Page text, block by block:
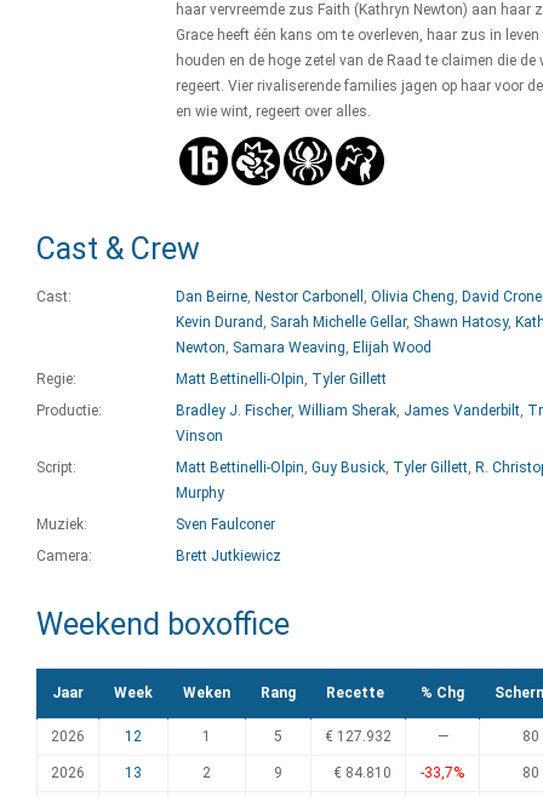
haar vervreemde zus Faith (Kathryn Newton) aan haar
Grace heeft één kans om te overleven, haar zus in leven
houden en de hoge zetel van de Raad te claimen die de
regeert. Vier rivaliserende families jagen op haar voor
en wie wint, regeert over alles.
Cast & Crew
Cast: Dan Beirne, Nestor Carbonell , Olivia Cheng, David
Kevin Durand , Sarah Michelle Gellar, Shawn Hatosy,
Newton, Samara Weaving, Elijah Wood
Regie:
Matt Bettinelli-Olpin, Tyler Gillett
Productie:
Bradley J. Fischer, William Sherak, James Vanderbilt,
Vinson
Script:
Matt Bettinelli-Olpin, Guy Busick, Tyler Gillett, R.
Murphy
Muziek:
Sven Faulconer
Camera:
Brett Jutkiewicz
Weekend boxoffice
Jaar Week Weken Rang Recette % Chg
2026 12 1 5 € 127.932 — 80
2026 13 2 9 € 84.810 -33,7% 80